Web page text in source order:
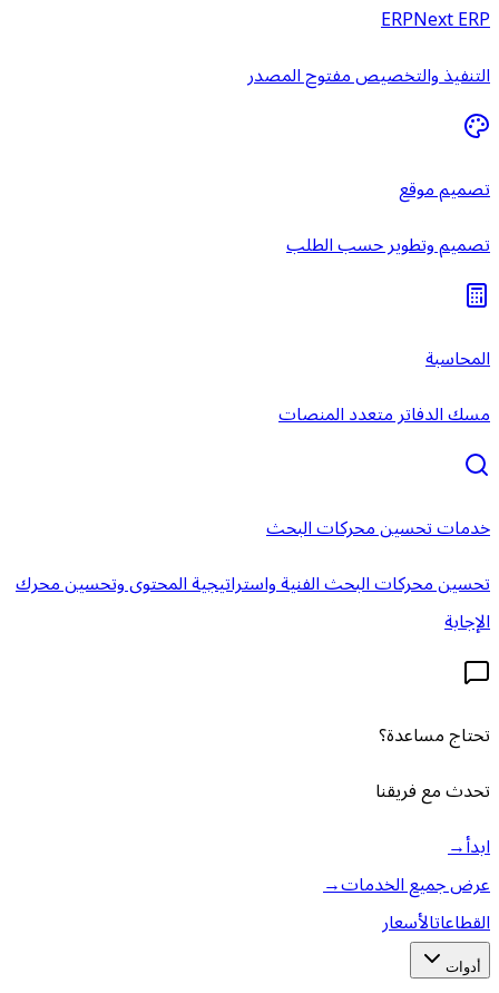
ERPNext ERP
التنفيذ والتخصيص مفتوح المصدر
تصميم موقع
تصميم وتطوير حسب الطلب
المحاسبة
مسك الدفاتر متعدد المنصات
خدمات تحسين محركات البحث
تحسين محركات البحث الفنية واستراتيجية المحتوى وتحسين محرك
الإجابة
تحتاج مساعدة؟
تحدث مع فريقنا
ابدأ→
عرض جميع الخدمات→
القطاعاتالأسعار
أدوات